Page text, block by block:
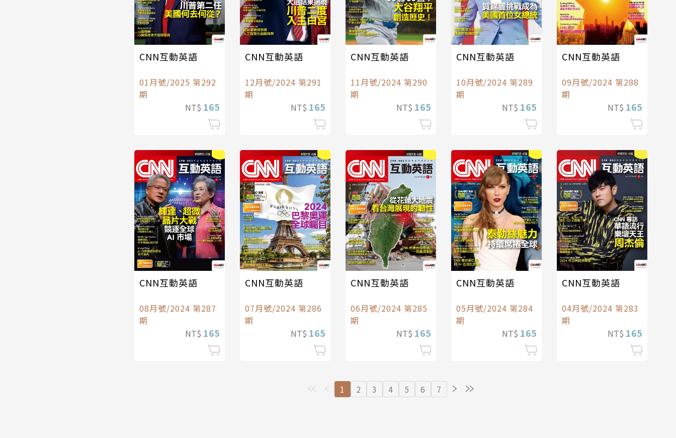
CNN互動英語
01月號/2025 第292
期
NT$ 165
CNN互動英語
12月號/2024 第291
期
NT$ 165
CNN互動英語
11月號/2024 第290
期
NT$ 165
CNN互動英語
10月號/2024 第289
期
NT$ 165
CNN互動英語
09月號/2024 第288
期
NT$ 165
CNN互動英語
08月號/2024 第287
期
NT$ 165
CNN互動英語
07月號/2024 第286
期
NT$ 165
CNN互動英語
06月號/2024 第285
期
NT$ 165
CNN互動英語
05月號/2024 第284
期
NT$ 165
CNN互動英語
04月號/2024 第283
期
NT$ 165
1 2 3 4 5 6 7